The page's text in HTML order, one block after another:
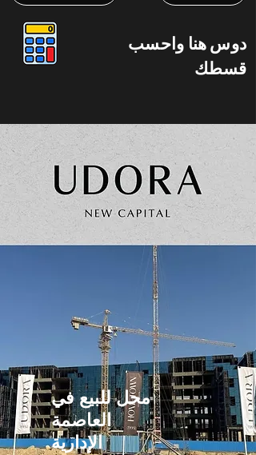
دوس هنا واحسب
قسطك
محل للبيع في
العاصمة
الإدارية